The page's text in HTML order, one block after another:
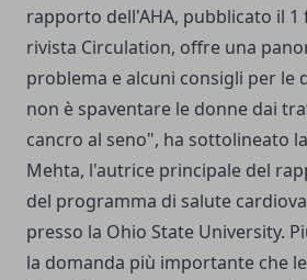
rapporto dell'AHA, pubblicato il 1
rivista Circulation, offre una
problema e alcuni consigli per le
non è spaventare le donne dai
cancro al seno", ha sottolineato
Mehta, l'autrice principale del
del programma di salute
presso la Ohio State University.
la domanda più importante che